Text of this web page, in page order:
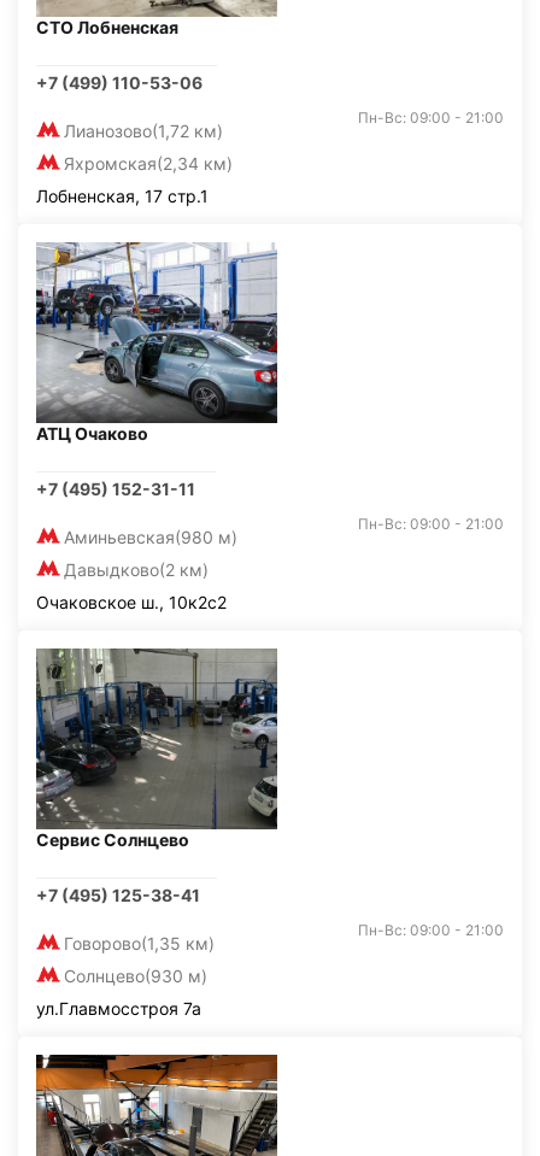
СТО Лобненская
+7 (499) 110-53-06
Лианозово(1,72 км)
Яхромская(2,34 км)
Пн-Вс: 09:00 - 21:00
Лобненская, 17 стр.1
АТЦ Очаково
+7 (495) 152-31-11
Аминьевская(980 м)
Давыдково(2 км)
Пн-Вс: 09:00 - 21:00
Очаковское ш., 10к2с2
Сервис Солнцево
+7 (495) 125-38-41
Говорово(1,35 км)
Солнцево(930 м)
Пн-Вс: 09:00 - 21:00
ул.Главмосстроя 7а